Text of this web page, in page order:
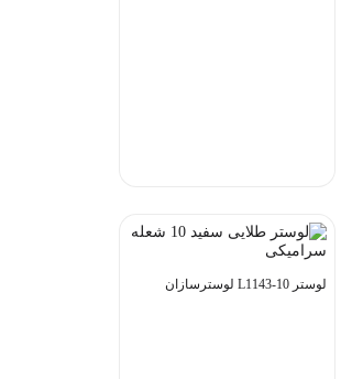
لوستر L1143-10 لوسترسازان